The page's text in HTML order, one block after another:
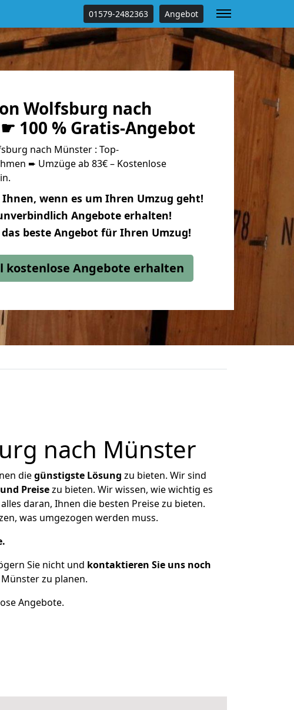
01579-2482363 Angebot
Wolfsburg nach
100 % Gratis-Angebot
nach Münster : Top-
➨ Umzüge ab 83€ – Kostenlose
wenn es um Ihren Umzug geht!
Angebote erhalten!
das beste Angebot für Ihren Umzug!
kostenlose Angebote erhalten
nach Münster
diegünstigste Lösung zu bieten. Wir sind
Preisezu bieten. Wir wissen, wie wichtig es
daran, Ihnen die besten Preise zu bieten.
was umgezogen werden muss.
Sie nicht und kontaktieren Sie uns noch
zu planen.
Angebote.